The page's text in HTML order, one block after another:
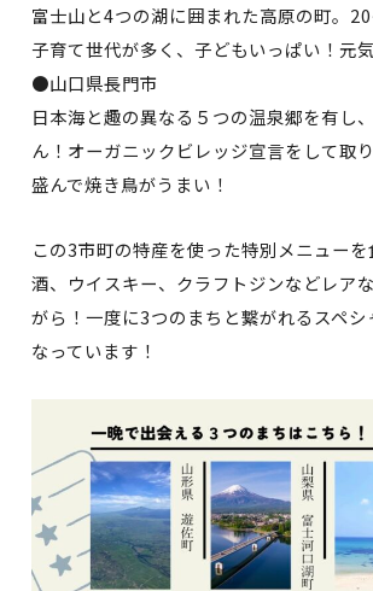
富士山と4つの湖に囲まれた高原の町。
子育て世代が多く、子どもいっぱい！元
●山口県長門市
日本海と趣の異なる５つの温泉郷を有し
ん！オーガニックビレッジ宣言をして取
盛んで焼き鳥がうまい！
この3市町の特産を使った特別メニュー
酒、ウイスキー、クラフトジンなどレア
がら！一度に3つのまちと繋がれるスペシ
なっています！